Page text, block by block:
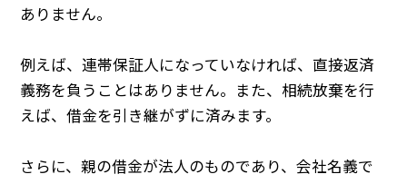
ありません。
例えば、連帯保証人になっていなければ、直接返済
義務を負うことはありません。また、相続放棄を行
えば、借金を引き継がずに済みます。
さらに、親の借金が法人のものであり、会社名義で